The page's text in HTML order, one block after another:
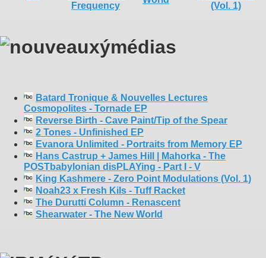
Batard Tronique & Nouvelles Lectures
Cosmopolites - Tornade EP
Reverse Birth - Cave Paint/Tip of the Spear
2 Tones - Unfinished EP
Evanora Unlimited - Portraits from Memory EP
Hans Castrup + James Hill | Mahorka - The
POSTbabylonian disPLAYing - Part I - V
King Kashmere - Zero Point Modulations (Vol. 1)
Noah23 x Fresh Kils - Tuff Racket
The Durutti Column - Renascent
Shearwater - The New World